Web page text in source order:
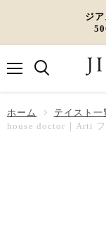
ジ
ー
ホーム テイスト一
house doctor｜Arti